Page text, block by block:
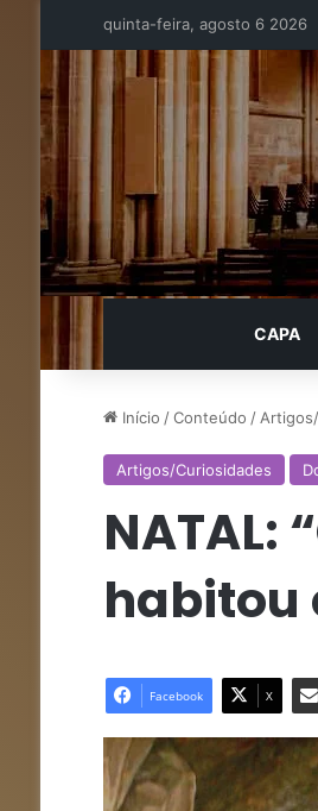
quinta-feira, agosto 6 2026
CAPA
Início /Conteúdo /
Artigos/Curiosidades
NATAL:
habitou
Facebook X